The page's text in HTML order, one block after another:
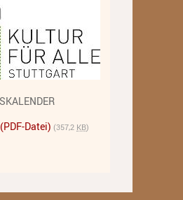
für
Behinderung
Datei) (357,2 KB)